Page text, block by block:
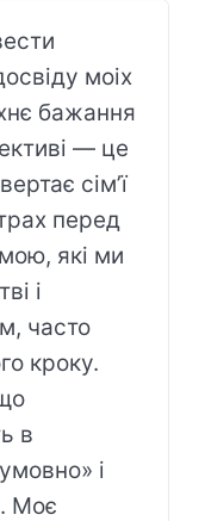
моіх
бажання
— це
сім’ї
перед
які ми
і
часто
кроку.
в
і
Моє